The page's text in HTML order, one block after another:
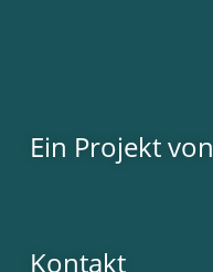
Ein Projekt von
Kontakt